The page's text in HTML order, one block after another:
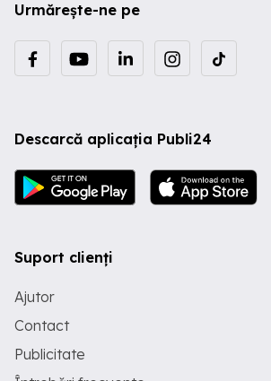
Urmărește-ne pe
Descarcă aplicația Publi24
Suport clienți
Ajutor
Contact
Publicitate